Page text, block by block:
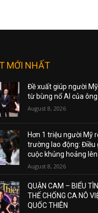
MỚI NHẤT
Đề xuất giúp người
từ bùng nổ AI của
August 8, 2026
Hơn 1 triệu người Mỹ
trường lao động: Điều
cuộc khủng hoảng
August 8, 2026
QUẬN CAM – BIỂU
THẾ CHỐNG CA NÔ
QUỐC THIÊN